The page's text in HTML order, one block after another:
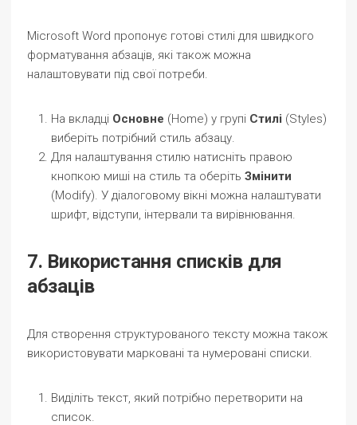
Microsoft Word пропонує готові стилі для швидкого
форматування абзаців, які також можна
налаштовувати під свої потреби.
На вкладці Основне (Home) у групі Стилі (Styles)
виберіть потрібний стиль абзацу.
Для налаштування стилю натисніть правою
кнопкою миші на стиль та оберіть Змінити
(Modify). У діалоговому вікні можна налаштувати
шрифт, відступи, інтервали та вирівнювання.
7. Використання списків для
абзаців
Для створення структурованого тексту можна також
використовувати марковані та нумеровані списки.
Виділіть текст, який потрібно перетворити на
список.